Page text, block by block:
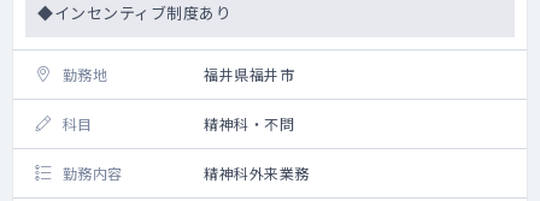
◆インセンティブ制度あり
勤務地 福井県福井市
科目 精神科・不問
勤務内容 精神科外来業務